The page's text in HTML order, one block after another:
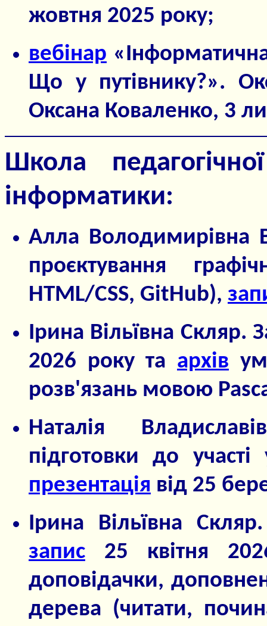
жовтня 2025 року;
вебінар
Що у путівнику?».
Оксана Коваленко, 3
Школа
інформатики:
Алла Володимирівна
проєктування
HTML/CSS, GitHub),
Ірина Вільївна Скляр.
2026 року та архів
розв'язань мовою
Наталія
підготовки до
презентація від 25
Ірина Вільївна
запис 25 квітня
доповідачки,
дерева (читати,